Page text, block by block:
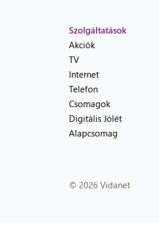
Szolgáltatások
Akciók
TV
Internet
Telefon
Csomagok
Digitális Jólét
Alapcsomag
© 2026 Vidanet